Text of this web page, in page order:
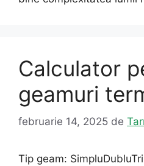
Calculator
geamuri
februarie 14, 2025 de
Tip geam: